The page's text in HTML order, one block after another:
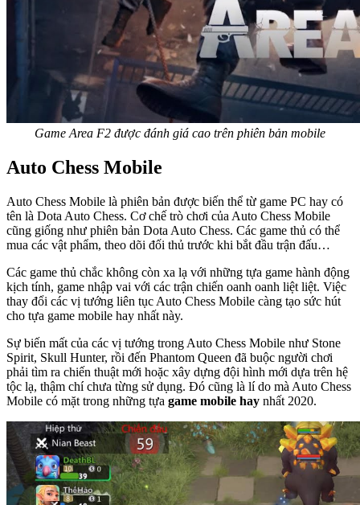
Game Area F2 được đánh giá cao trên phiên bản mobile
Auto Chess Mobile
Auto Chess Mobile là phiên bản được biến thể từ game PC hay có
tên là Dota Auto Chess. Cơ chế trò chơi của Auto Chess Mobile
cũng giống như phiên bản Dota Auto Chess. Các game thủ có thể
mua các vật phẩm, theo dõi đối thủ trước khi bắt đầu trận đấu…
Các game thủ chắc không còn xa lạ với những tựa game hành động
kịch tính, game nhập vai với các trận chiến oanh oanh liệt liệt. Việc
thay đổi các vị tướng liên tục Auto Chess Mobile càng tạo sức hút
cho tựa game mobile hay nhất này.
Sự biến mất của các vị tướng trong Auto Chess Mobile như Stone
Spirit, Skull Hunter, rồi đến Phantom Queen đã buộc người chơi
phải tìm ra chiến thuật mới hoặc xây dựng đội hình mới dựa trên hệ
tộc lạ, thậm chí chưa từng sử dụng. Đó cũng là lí do mà Auto Chess
Mobile có mặt trong những tựa game mobile hay nhất 2020.